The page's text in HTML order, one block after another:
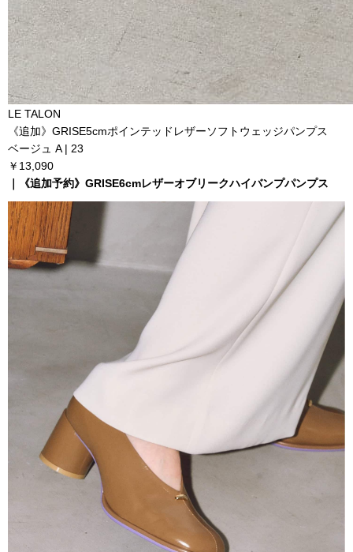
LE TALON
《追加》GRISE5cmポインテッドレザーソフトウェッジパンプス
ベージュ A | 23
￥13,090
｜《追加予約》GRISE6cmレザーオブリークハイバンプパンプス